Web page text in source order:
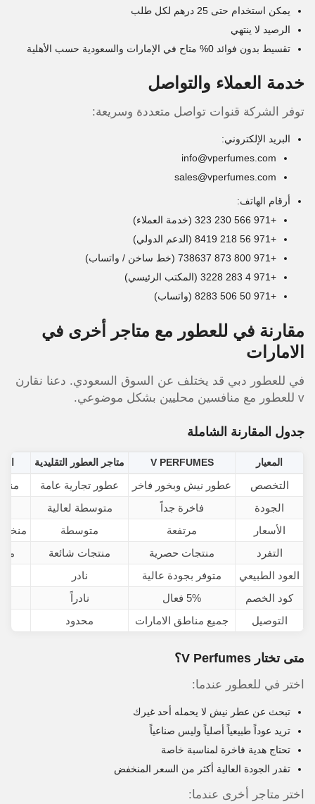
يمكن استخدام حتى 25 درهم لكل طلب
الرصيد لا ينتهي
تقسيط بدون فوائد 0% متاح في الإمارات والسعودية حسب الأهلية
خدمة العملاء والتواصل
توفر الشركة قنوات تواصل متعددة وسريعة:
البريد الإلكتروني:
info@vperfumes.com
sales@vperfumes.com
أرقام الهاتف:
+971 566 230 323 (خدمة العملاء)
+971 56 218 8419 (الدعم الدولي)
+971 800 873 738637 (خط ساخن / واتساب)
+971 4 283 3228 (المكتب الرئيسي)
+971 50 506 8283 (واتساب)
مقارنة في للعطور مع متاجر أخرى في
الامارات
في للعطور دبي قد يختلف عن السوق السعودي. دعنا نقارن
v للعطور مع منافسين محليين بشكل موضوعي.
جدول المقارنة الشاملة
المعيار V PERFUMES متاجر العطور التقليدية
التخصص عطور نيش وبخور فاخر عطور تجارية عامة
الجودة
فاخرة جداً متوسطة لعالية
الأسعار
مرتفعة متوسطة
التفرد
منتجات حصرية منتجات شائعة
العود الطبيعي
متوفر بجودة عالية نادر
كود الخصم
5% فعال نادراً
التوصيل
جميع مناطق الامارات محدود
متى تختار V Perfumes؟
اختر في للعطور عندما:
تبحث عن عطر نيش لا يحمله أحد غيرك
تريد عوداً طبيعياً أصلياً وليس صناعياً
تحتاج هدية فاخرة لمناسبة خاصة
تقدر الجودة العالية أكثر من السعر المنخفض
اختر متاجر أخرى عندما: